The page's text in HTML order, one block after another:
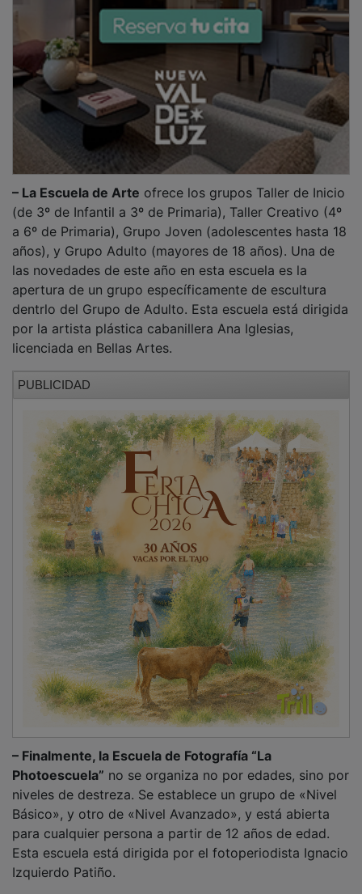
PUBLICIDAD
– Finalmente, la Escuela de Fotografía “La
Photoescuela”no se organiza no por edades, sino por
niveles de destreza. Se establece un grupo de «Nivel
Básico», y otro de «Nivel Avanzado», y está abierta
para cualquier persona a partir de 12 años de edad.
Esta escuela está dirigida por el fotoperiodista Ignacio
Izquierdo Patiño.
PUBLICIDAD
Las inscripciones deben hacerse poniéndose en